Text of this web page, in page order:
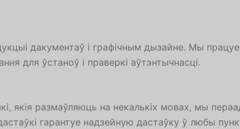
дакументаў і графічным дызайне. Мы
для ўстаноў і праверкі аўтэнтычнасці.
якія размаўляюць на некалькіх мовах, мы
гарантуе надзейную дастаўку ў любы